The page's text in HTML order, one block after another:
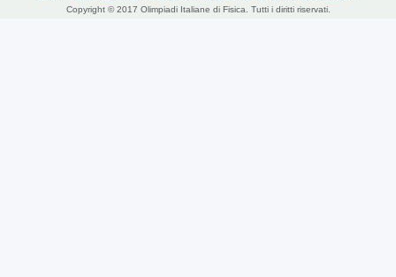
Copyright © 2017 Olimpiadi Italiane di Fisica. Tutti i diritti riservati.